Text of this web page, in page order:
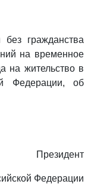
гражданства
на временное
на жительство в
Федерации, об
Президент
Федерации